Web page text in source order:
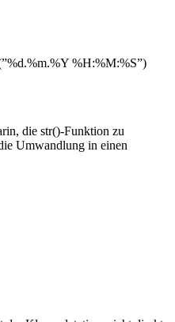
%H:%M:%S”)
die str()-Funktion zu
Umwandlung in einen